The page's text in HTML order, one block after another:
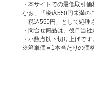
・本サイトでの最低取引
なお、「税込550円未満の
「税込550円」として処
・問合せ商品は、後日当
・小数点以下切り上げです
※箱単価＝1本当たりの価